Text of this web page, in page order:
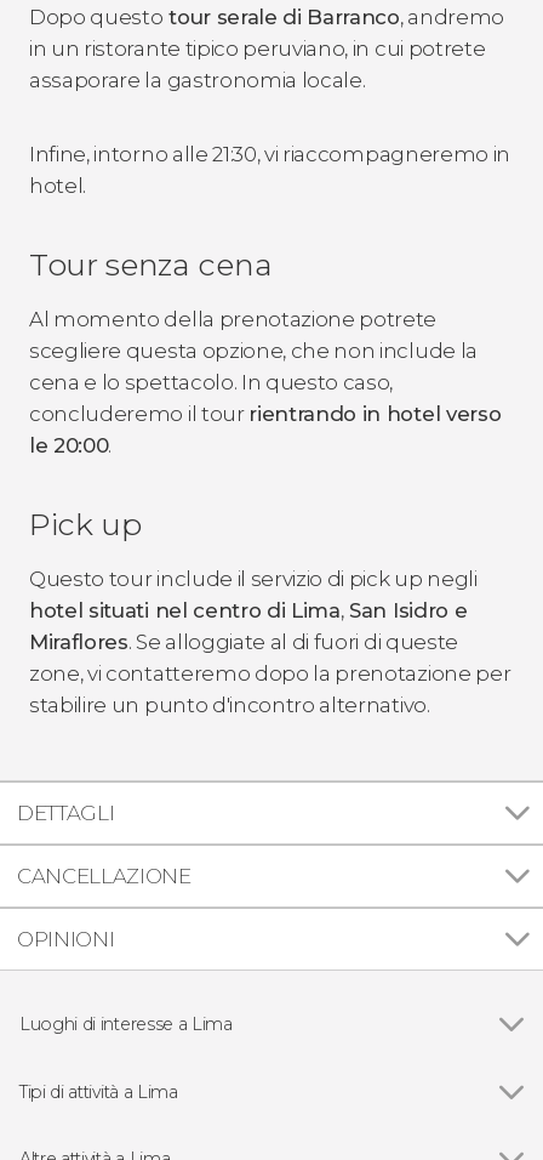
Dopo questo tour serale di Barranco, andremo
in un ristorante tipico peruviano, in cui potrete
assaporare la gastronomia locale.
Infine, intorno alle 21:30, vi riaccompagneremo in
hotel.
Tour senza cena
Al momento della prenotazione potrete
scegliere questa opzione, che non include la
cena e lo spettacolo. In questo caso,
concluderemo il tour rientrando in hotel verso
le 20:00.
Pick up
Questo tour include il servizio di pick up negli
hotel situati nel centro di Lima,San Isidro e
Miraflores. Se alloggiate al di fuori di queste
zone, vi contatteremo dopo la prenotazione per
stabilire un punto d'incontro alternativo.
DETTAGLI
CANCELLAZIONE
OPINIONI
Luoghi di interesse a Lima
Miraflores
Convento di Santo Domingo
Tipi di attività a Lima